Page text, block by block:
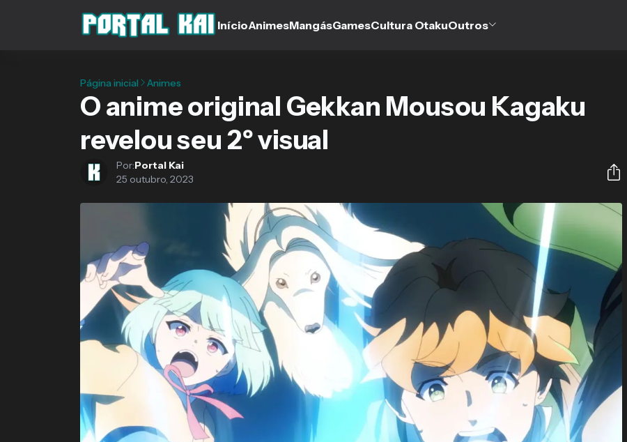
InícioAnimesMangásGamesCultura OtakuOutros
Página inicial Animes
O anime original Gekkan Mousou Kagaku
revelou seu 2º visual
Por:Portal Kai
25 outubro, 2023